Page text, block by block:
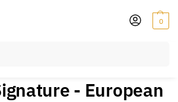
0
- European